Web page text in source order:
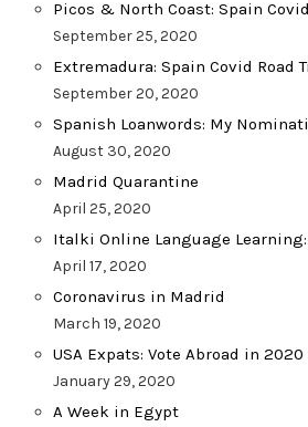
Picos & North Coast: Spain
September 25, 2020
Extremadura: Spain Covid Road
September 20, 2020
Spanish Loanwords: My
August 30, 2020
Madrid Quarantine
April 25, 2020
Italki Online Language Learning:
April 17, 2020
Coronavirus in Madrid
March 19, 2020
USA Expats: Vote Abroad in 2020
January 29, 2020
A Week in Egypt